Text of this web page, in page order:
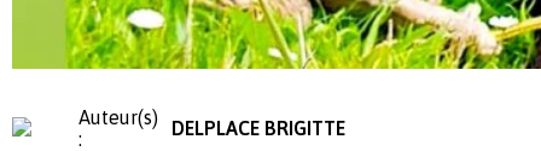
Auteur(s)
:
DELPLACE BRIGITTE